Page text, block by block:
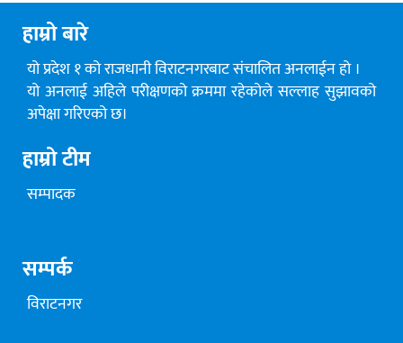
हाम्रो बारे
यो प्रदेश १ को राजधानी विराटनगरबाट संचालित अनलाईन हो ।
यो अनलाई अहिले परीक्षणको क्रममा रहेकोले सल्लाह सुझावको
अपेक्षा गरिएको छ।
हाम्रो टीम
सम्पादक
सम्पर्क
विराटनगर